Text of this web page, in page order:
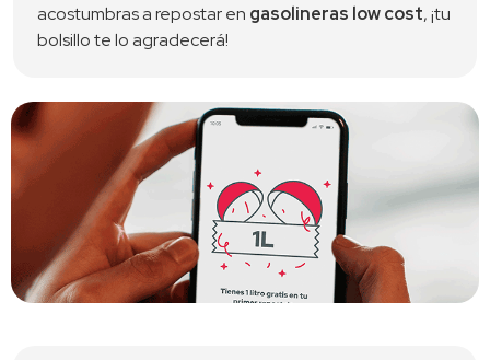
acostumbras a repostar en gasolineras low cost, ¡tu
bolsillo te lo agradecerá!